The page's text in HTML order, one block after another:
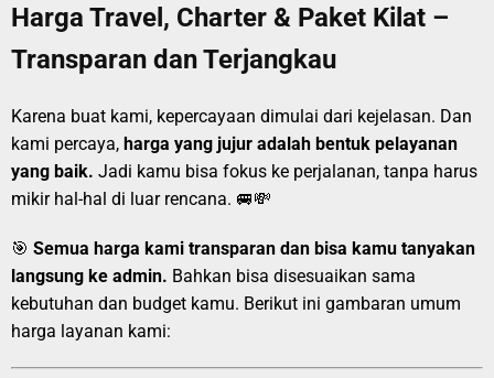
Harga Travel, Charter & Paket Kilat –
Transparan dan Terjangkau
Karena buat kami, kepercayaan dimulai dari kejelasan. Dan
kami percaya, harga yang jujur adalah bentuk pelayanan
yang baik. Jadi kamu bisa fokus ke perjalanan, tanpa harus
mikir hal-hal di luar rencana. 🚐💸
🎯 Semua harga kami transparan dan bisa kamu tanyakan
langsung ke admin. Bahkan bisa disesuaikan sama
kebutuhan dan budget kamu. Berikut ini gambaran umum
harga layanan kami: